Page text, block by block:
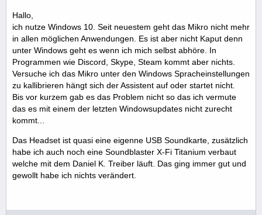
Hallo,
ich nutze Windows 10. Seit neuestem geht das Mikro nicht mehr
in allen möglichen Anwendungen. Es ist aber nicht Kaput denn
unter Windows geht es wenn ich mich selbst abhöre. In
Programmen wie Discord, Skype, Steam kommt aber nichts.
Versuche ich das Mikro unter den Windows Spracheinstellungen
zu kallibrieren hängt sich der Assistent auf oder startet nicht.
Bis vor kurzem gab es das Problem nicht so das ich vermute
das es mit einem der letzten Windowsupdates nicht zurecht
kommt...
Das Headset ist quasi eine eigenne USB Soundkarte, zusätzlich
habe ich auch noch eine Soundblaster X-Fi Titanium verbaut
welche mit dem Daniel K. Treiber läuft. Das ging immer gut und
gewollt habe ich nichts verändert.